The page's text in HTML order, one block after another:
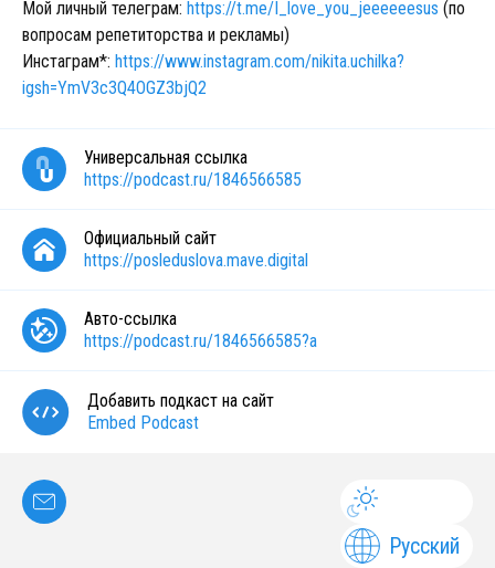
Мой личный телеграм: https://t.me/I_love_you_jeeeeeesus (по
вопросам репетиторства и рекламы)
Инстаграм*: https://www.instagram.com/nikita.uchilka?
igsh=YmV3c3Q4OGZ3bjQ2
Универсальная ссылка
https://podcast.ru/1846566585
Официальный сайт
https://posleduslova.mave.digital
Авто-ссылка
https://podcast.ru/1846566585?a
Добавить подкаст на сайт
Embed Podcast
Русский